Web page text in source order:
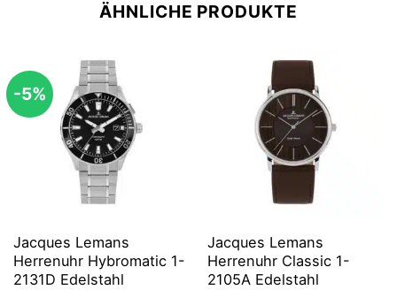
ÄHNLICHE PRODUKTE
-5%
Jacques Lemans
Herrenuhr Hybromatic 1-
2131D Edelstahl
Jacques Lemans
Herrenuhr Classic 1-
2105A Edelstahl